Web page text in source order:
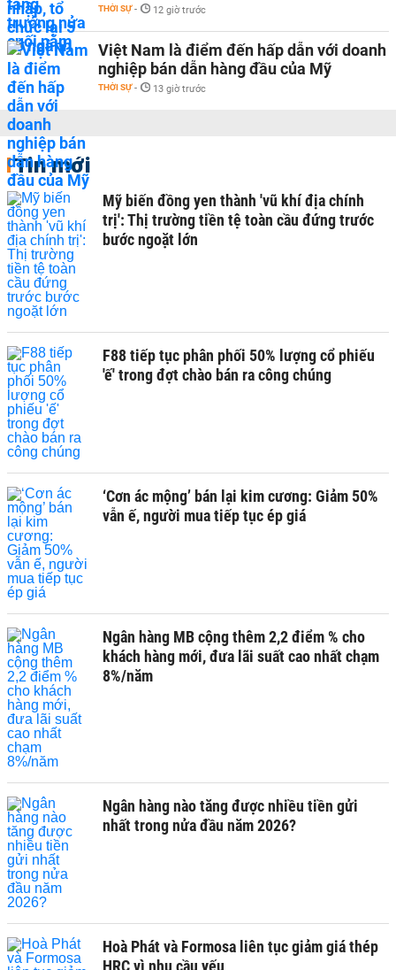
THỜI SỰ - 12 giờ trước
Việt Nam là điểm đến hấp dẫn với doanh
nghiệp bán dẫn hàng đầu của Mỹ
THỜI SỰ - 13 giờ trước
Tin mới
Mỹ biến đồng yen thành 'vũ khí địa chính
trị': Thị trường tiền tệ toàn cầu đứng trước
bước ngoặt lớn
F88 tiếp tục phân phối 50% lượng cổ phiếu
'ế' trong đợt chào bán ra công chúng
‘Cơn ác mộng’ bán lại kim cương: Giảm 50%
vẫn ế, người mua tiếp tục ép giá
Ngân hàng MB cộng thêm 2,2 điểm % cho
khách hàng mới, đưa lãi suất cao nhất chạm
8%/năm
Ngân hàng nào tăng được nhiều tiền gửi
nhất trong nửa đầu năm 2026?
Hoà Phát và Formosa liên tục giảm giá thép
HRC vì nhu cầu yếu